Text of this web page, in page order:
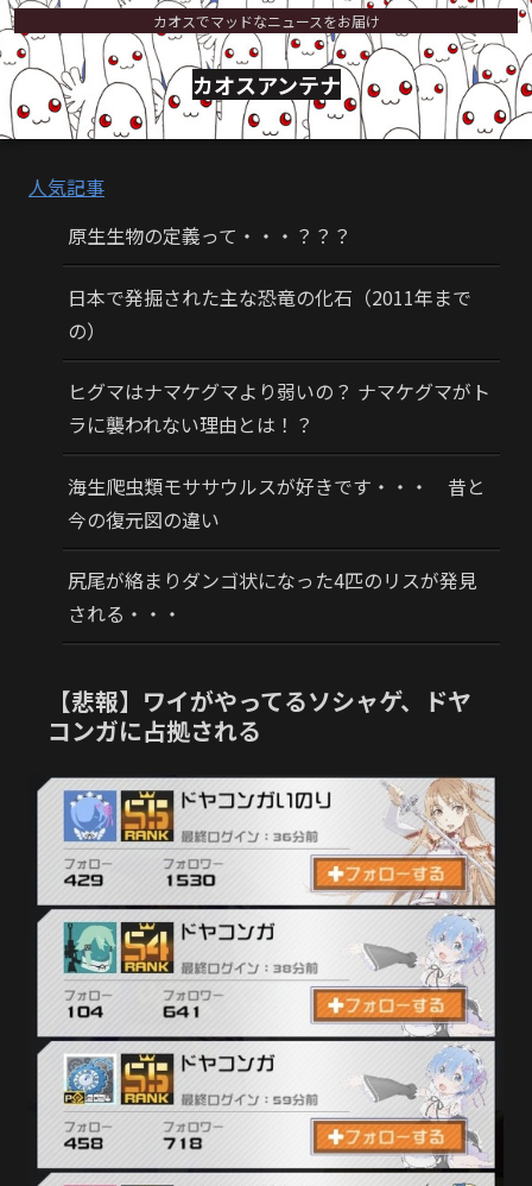
カオスでマッドなニュースをお届け
カオスアンテナ
人気記事
原生生物の定義って・・・？？？
日本で発掘された主な恐竜の化石（2011年まで
の）
ヒグマはナマケグマより弱いの？ ナマケグマがト
ラに襲われない理由とは！？
海生爬虫類モササウルスが好きです・・・ 昔と
今の復元図の違い
尻尾が絡まりダンゴ状になった4匹のリスが発見
される・・・
【悲報】ワイがやってるソシャゲ、ドヤ
コンガに占拠される